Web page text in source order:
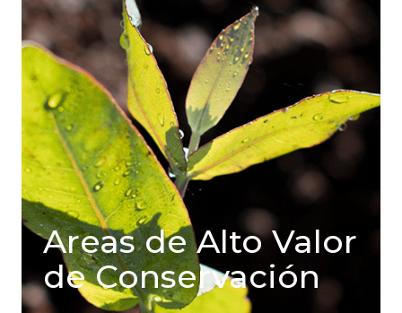
Areas de Alto Valor
de Conservación